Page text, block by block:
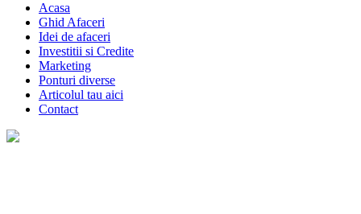
Acasa
Ghid Afaceri
Idei de afaceri
Investitii si Credite
Marketing
Ponturi diverse
Articolul tau aici
Contact